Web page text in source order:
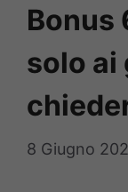
Bonus
solo ai
8 Giugno